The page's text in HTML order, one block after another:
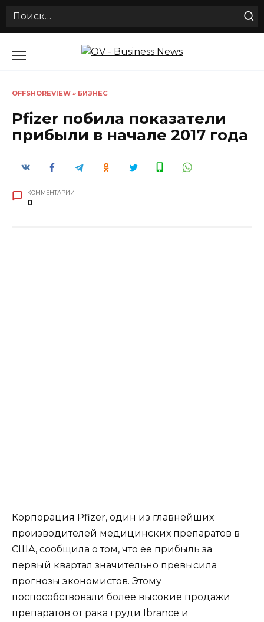
Search
OFFSHOREVIEW » БИЗНЕС
Pfizer побила показатели
прибыли в начале 2017 года
КОММЕНТАРИИ
0
Корпорация Pfizer, один из главнейших
производителей медицинских препаратов в
США, сообщила о том, что ее прибыль за
первый квартал значительно превысила
прогнозы экономистов. Этому
поспособствовали более высокие продажи
препаратов от рака груди Ibrance и